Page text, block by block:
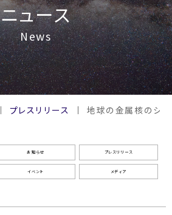
ニュース
News
プレスリリース 地球の金属核のシ
お知らせ プレスリリース
イベント メディア